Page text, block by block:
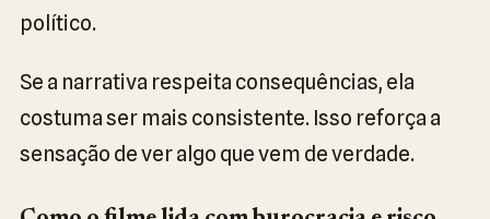
político.
Se a narrativa respeita consequências, ela
costuma ser mais consistente. Isso reforça a
sensação de ver algo que vem de verdade.